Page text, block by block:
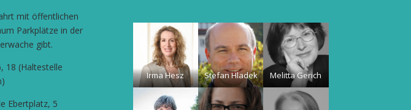
mit öffentlichen
Parkplätze in der
gibt.
18 (Haltestelle
Ebertplatz, 5
Irma Hesz Stefan Hladek Melitta Gerich